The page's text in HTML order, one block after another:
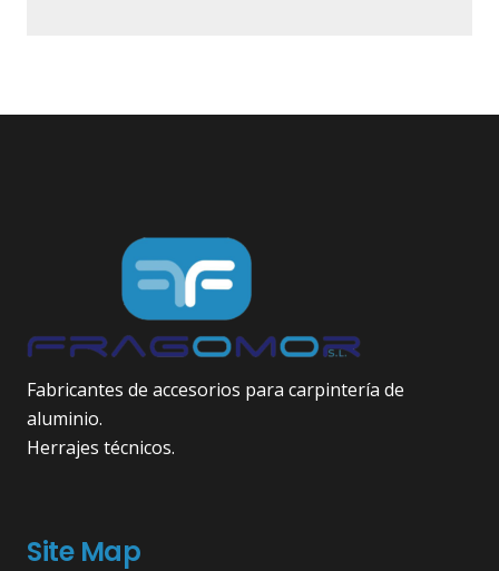
Fabricantes de accesorios para carpintería de
aluminio.
Herrajes técnicos.
Site Map